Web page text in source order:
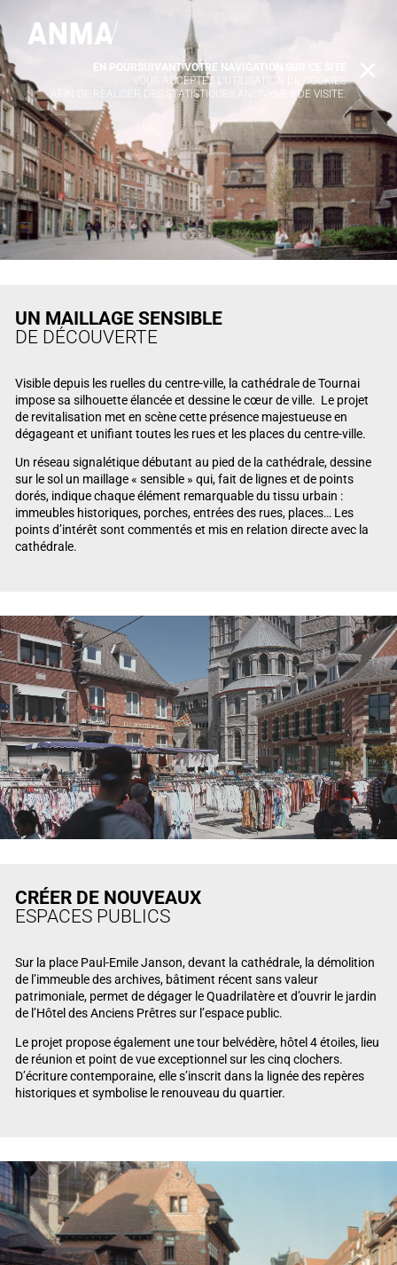
UN MAILLAGE SENSIBLE
DE DÉCOUVERTE
Visible depuis les ruelles du centre-ville, la cathédrale de Tournai
impose sa silhouette élancée et dessine le cœur de ville. Le projet
de revitalisation met en scène cette présence majestueuse en
dégageant et unifiant toutes les rues et les places du centre-ville.
Un réseau signalétique débutant au pied de la cathédrale, dessine
sur le sol un maillage « sensible » qui, fait de lignes et de points
dorés, indique chaque élément remarquable du tissu urbain :
immeubles historiques, porches, entrées des rues, places… Les
points d’intérêt sont commentés et mis en relation directe avec la
cathédrale.
Lecteur vidéo
CRÉER DE NOUVEAUX
ESPACES PUBLICS
Sur la place Paul-Emile Janson, devant la cathédrale, la démolition
de l’immeuble des archives, bâtiment récent sans valeur
patrimoniale, permet de dégager le Quadrilatère et d’ouvrir le jardin
de l’Hôtel des Anciens Prêtres sur l’espace public.
Le projet propose également une tour belvédère, hôtel 4 étoiles, lieu
de réunion et point de vue exceptionnel sur les cinq clochers.
D’écriture contemporaine, elle s’inscrit dans la lignée des repères
historiques et symbolise le renouveau du quartier.
EN POURSUIVANT VOTRE NAVIGATION SUR CE SITE
VOUS ACCEPTEZ L’UTILISATION DE COOKIES
AFIN DE RÉALISER DES STATISTIQUES ANONYMES DE VISITE.